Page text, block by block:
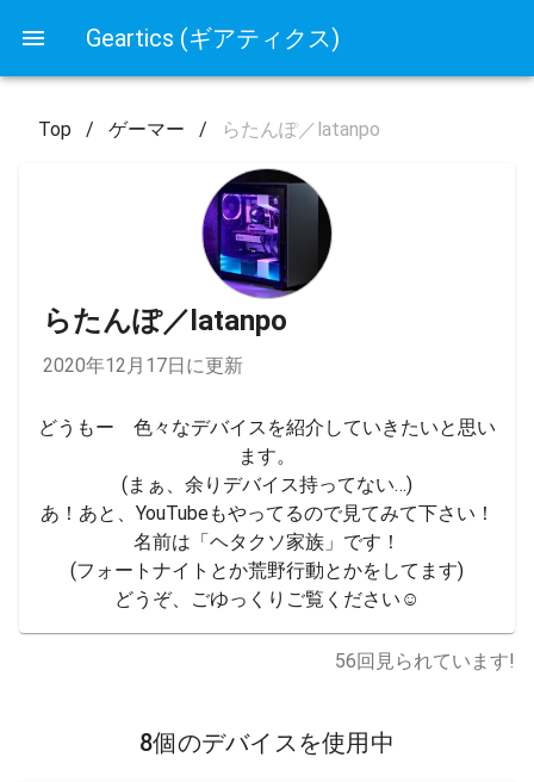
Geartics (ギアティクス)
Top / ゲーマー / らたんぽ／latanpo
らたんぽ／latanpo
2020年12月17日に更新
どうもー　色々なデバイスを紹介していきたいと思い
ます。
(まぁ、余りデバイス持ってない…)
あ！あと、YouTubeもやってるので見てみて下さい！
名前は「ヘタクソ家族」です！
(フォートナイトとか荒野行動とかをしてます)
どうぞ、ごゆっくりご覧ください☺️
56回見られています!
8個のデバイスを使用中